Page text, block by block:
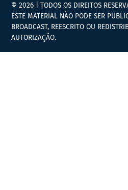
© 2026 | TODOS OS DIREITOS
ESTE MATERIAL NÃO PODE SER
BROADCAST, REESCRITO OU
AUTORIZAÇÃO.